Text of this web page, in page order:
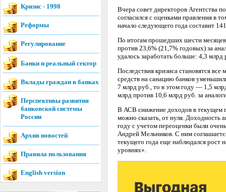
Кризис - 1998
Реформы
Регулирование
Банки и реальный сектор
Вклады граждан в банках
Перспективы развития
банковской системы
России
Архив новостей
Правила пользования
English version
Вчера совет директоров Агентства
согласился с оценками правления в
начало следующего года составит
По итогам прошедших шести
против 23,6% (21,7% годовых) за
удалось заработать больше: 4,3
Последствия кризиса становятся
средств на санацию банков
7 млрд руб., то в этом году — 1,5
млрд против 10,6 млрд руб. за
В АСВ снижение доходов в текущем
можно сказать, от нуля.
году с учетом переоценки были
Андрей Мельников. С ним
текущего года еще наблюдался рост
уровнях».